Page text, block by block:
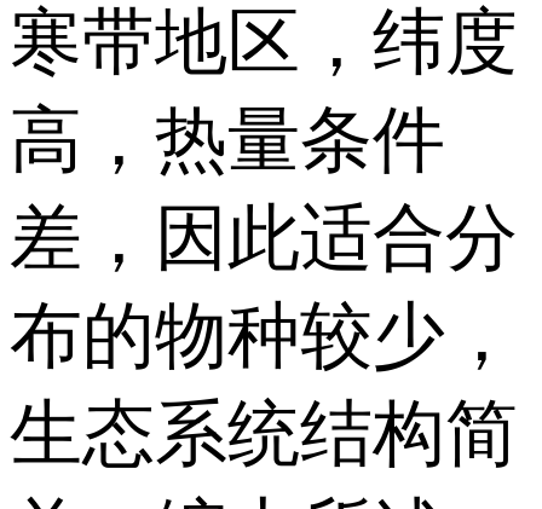
寒带地区，纬度
高，热量条件
差，因此适合分
布的物种较少，
生态系统结构简